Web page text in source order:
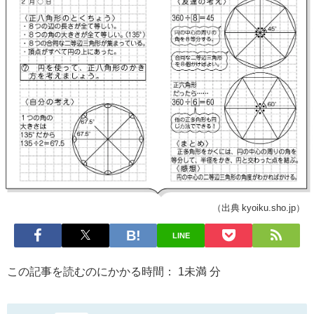
（出典 kyoiku.sho.jp）
LINE
この記事を読むのにかかる時間： 1未満 分